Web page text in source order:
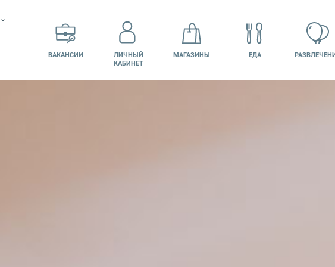
ВАКАНСИИ
ЛИЧНЫЙ
КАБИНЕТ
МАГАЗИНЫ ЕДА